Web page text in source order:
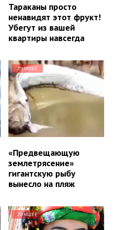
Тараканы просто
ненавидят этот фрукт!
Убегут из вашей
квартиры навсегда
ЛУЧШЕЕ
«Предвещающую
землетрясение»
гигантскую рыбу
вынесло на пляж
ЛУЧШЕЕ